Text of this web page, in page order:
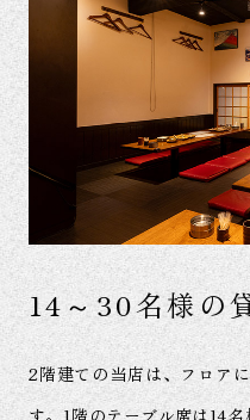
14～30名様の
2階建ての当店は、フロア
す。1階のテーブル席は14